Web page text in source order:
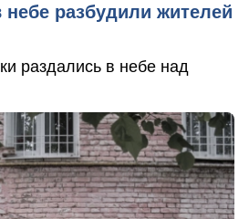
небе разбудили жителей
раздались в небе над